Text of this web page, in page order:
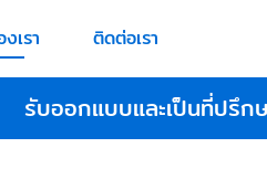
เรา ติดต่อเรา
รับออกแบบและเป็นที่ปรึก